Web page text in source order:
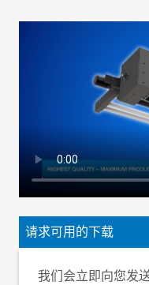
纠偏精度 （视幅
面边缘性质而
纠偏范围
幅面速度
幅面张力
请求可用的下载
我们会立即向您发